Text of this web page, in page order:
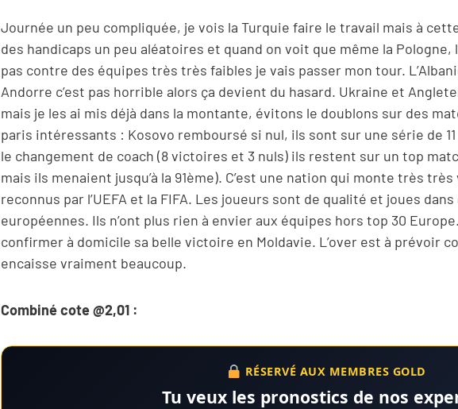
Journée un peu compliquée, je vois la Turquie faire le travail mais à
des handicaps un peu aléatoires et quand on voit que même la Pologne,
pas contre des équipes très très faibles je vais passer mon tour.
Andorre c’est pas horrible alors ça devient du hasard. Ukraine et
mais je les ai mis déjà dans la montante, évitons le doublons sur des
paris intéressants : Kosovo remboursé si nul, ils sont sur une série de
le changement de coach (8 victoires et 3 nuls) ils restent sur un top
mais ils menaient jusqu’à la 91ème). C’est une nation qui monte très
reconnus par l’UEFA et la FIFA. Les joueurs sont de qualité et joues
européennes. Ils n’ont plus rien à envier aux équipes hors top 30
confirmer à domicile sa belle victoire en Moldavie. L’over est à prévoir
encaisse vraiment beaucoup.
Combiné cote @2,01 :
RÉSERVÉ AUX MEMBRES GOLD
Tu veux les pronostics de nos